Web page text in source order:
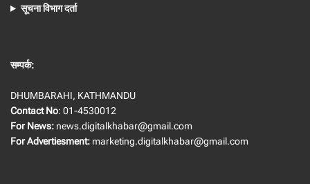
सूचना विभाग दर्ता
सम्पर्क:
DHUMBARAHI, KATHMANDU
Contact No: 01-4530012
For News: news.digitalkhabar@gmail.com
For Advertiesment: marketing.digitalkhabar@gmail.com